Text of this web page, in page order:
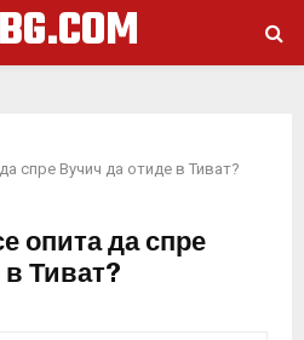
спре Вучич да отиде в Тиват?
опита да спре
Тиват?